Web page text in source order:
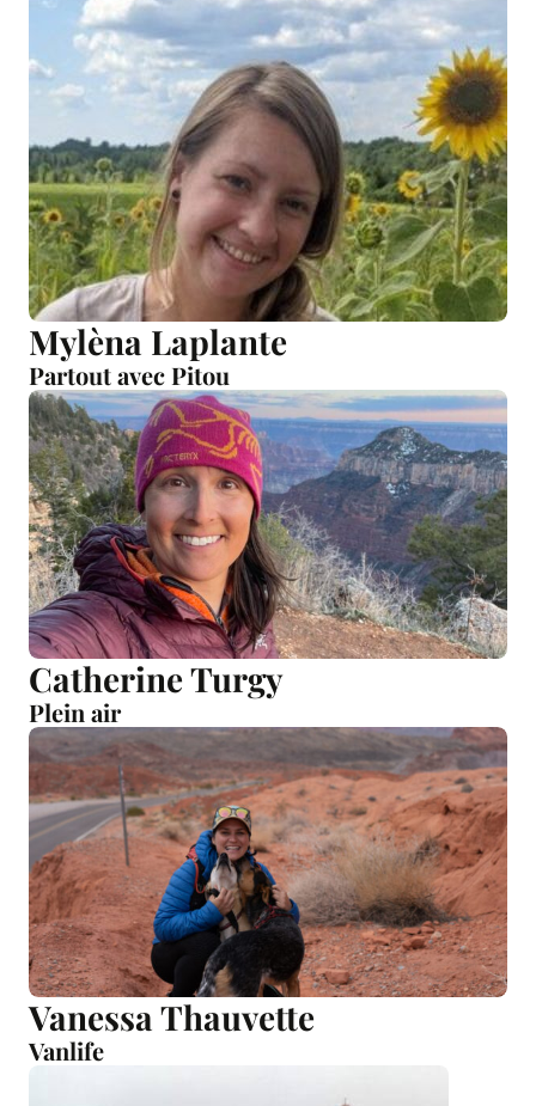
Mylèna Laplante
Partout avec Pitou
Catherine Turgy
Plein air
Vanessa Thauvette
Vanlife